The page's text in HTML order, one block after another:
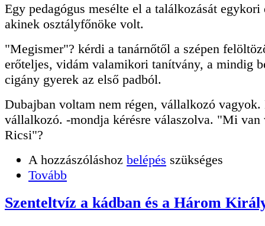
Egy pedagógus mesélte el a találkozását
akinek osztályfőnöke volt.
"Megismer"? kérdi a tanárnőtől a szépen
erőteljes, vidám valamikori tanítvány, a mindig
cigány gyerek az első padból.
Dubajban voltam nem régen, vállalkozó vagyok.
vállalkozó. -mondja kérésre válaszolva. "Mi van
Ricsi"?
A hozzászóláshoz belépés szükséges
Tovább
Szenteltvíz a kádban és a Három